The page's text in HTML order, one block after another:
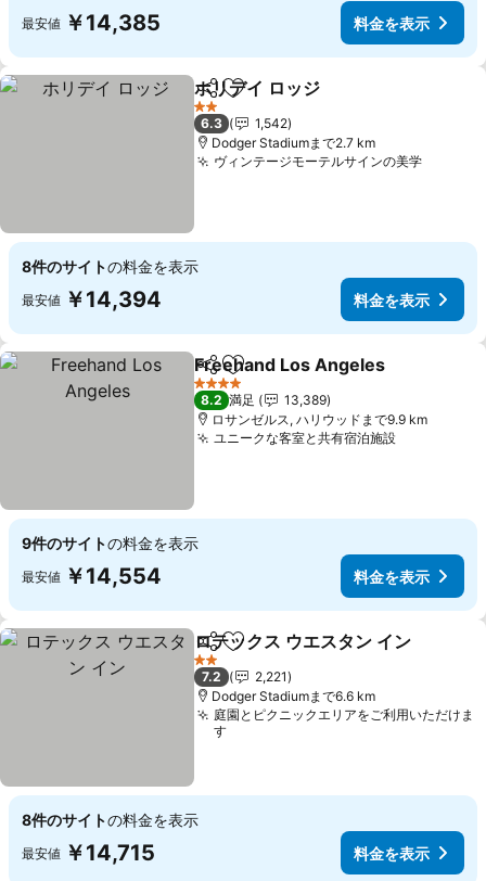
最安値 ￥14,385 料金を表示
シェアお気に入りに追加
ホリデイ ロッジ
2 ホテルのランク
6.3
1,542
Dodger Stadiumまで2.7 km
ヴィンテージモーテルサインの美学料金を
8件のサイトの料金を表示
最安値 ￥14,394 料金を表示
シェアお気に入りに追加
Freehand Los Angeles
4 ホテルのランク
8.2 満足
13,389
ロサンゼルス, ハリウッドまで9.9 km
ユニークな客室と共有宿泊施設料金を表示
9件のサイトの料金を表示
最安値 ￥14,554 料金を表示
シェアお気に入りに追加
ロテックス ウエスタン イン
2 ホテルのランク
7.2
2,221
Dodger Stadiumまで6.6 km
庭園とピクニックエリアをご利用いただけま
す
8件のサイトの料金を表示
最安値 ￥14,715 料金を表示